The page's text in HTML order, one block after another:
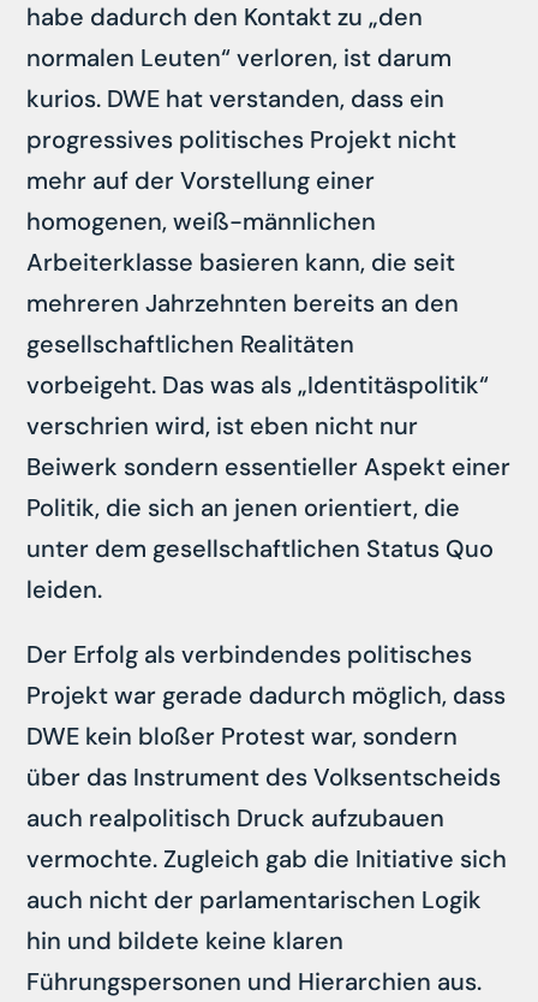
habe dadurch den Kontakt zu „den
normalen Leuten“ verloren, ist darum
kurios. DWE hat verstanden, dass ein
progressives politisches Projekt nicht
mehr auf der Vorstellung einer
homogenen, weiß-männlichen
Arbeiterklasse basieren kann, die seit
mehreren Jahrzehnten bereits an den
gesellschaftlichen Realitäten
vorbeigeht. Das was als „Identitäspolitik“
verschrien wird, ist eben nicht nur
Beiwerk sondern essentieller Aspekt einer
Politik, die sich an jenen orientiert, die
unter dem gesellschaftlichen Status Quo
leiden.
Der Erfolg als verbindendes politisches
Projekt war gerade dadurch möglich, dass
DWE kein bloßer Protest war, sondern
über das Instrument des Volksentscheids
auch realpolitisch Druck aufzubauen
vermochte. Zugleich gab die Initiative sich
auch nicht der parlamentarischen Logik
hin und bildete keine klaren
Führungspersonen und Hierarchien aus.